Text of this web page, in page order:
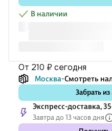
В наличии
от 210 ₽ сегодня
Москва Смотреть
Забрать
Экспресс-доставка,
Завтра до 13 часов дня